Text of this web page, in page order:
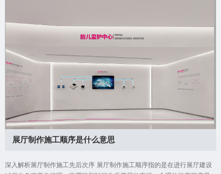
展厅制作施工顺序是什么意思
深入解析展厅制作施工先后次序 展厅制作施工顺序指的是在进行展厅建设